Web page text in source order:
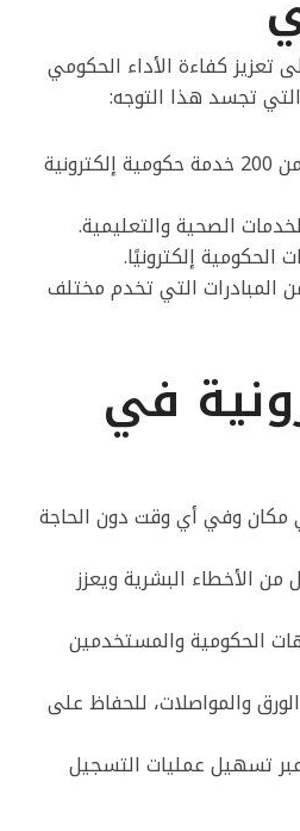
تعزيز كفاءة الأداء الحكومي
تجسد هذا التوجه:
منصة أبشر: التي تمكّن المستخدمين من إنجاز أكثر من 200 خدمة حكومية إلكترونية
الصحية والتعليمية.
إلكترونيًا.
التي تخدم مختلف
في
مكان وفي أي وقت دون الحاجة
من الأخطاء البشرية ويعزز
الحكومية والمستخدمين
والمواصلات، للحفاظ على
تسهيل عمليات التسجيل